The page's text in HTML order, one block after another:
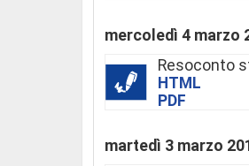
mercoledì 4 marzo
Resoconto
HTML
PDF
martedì 3 marzo